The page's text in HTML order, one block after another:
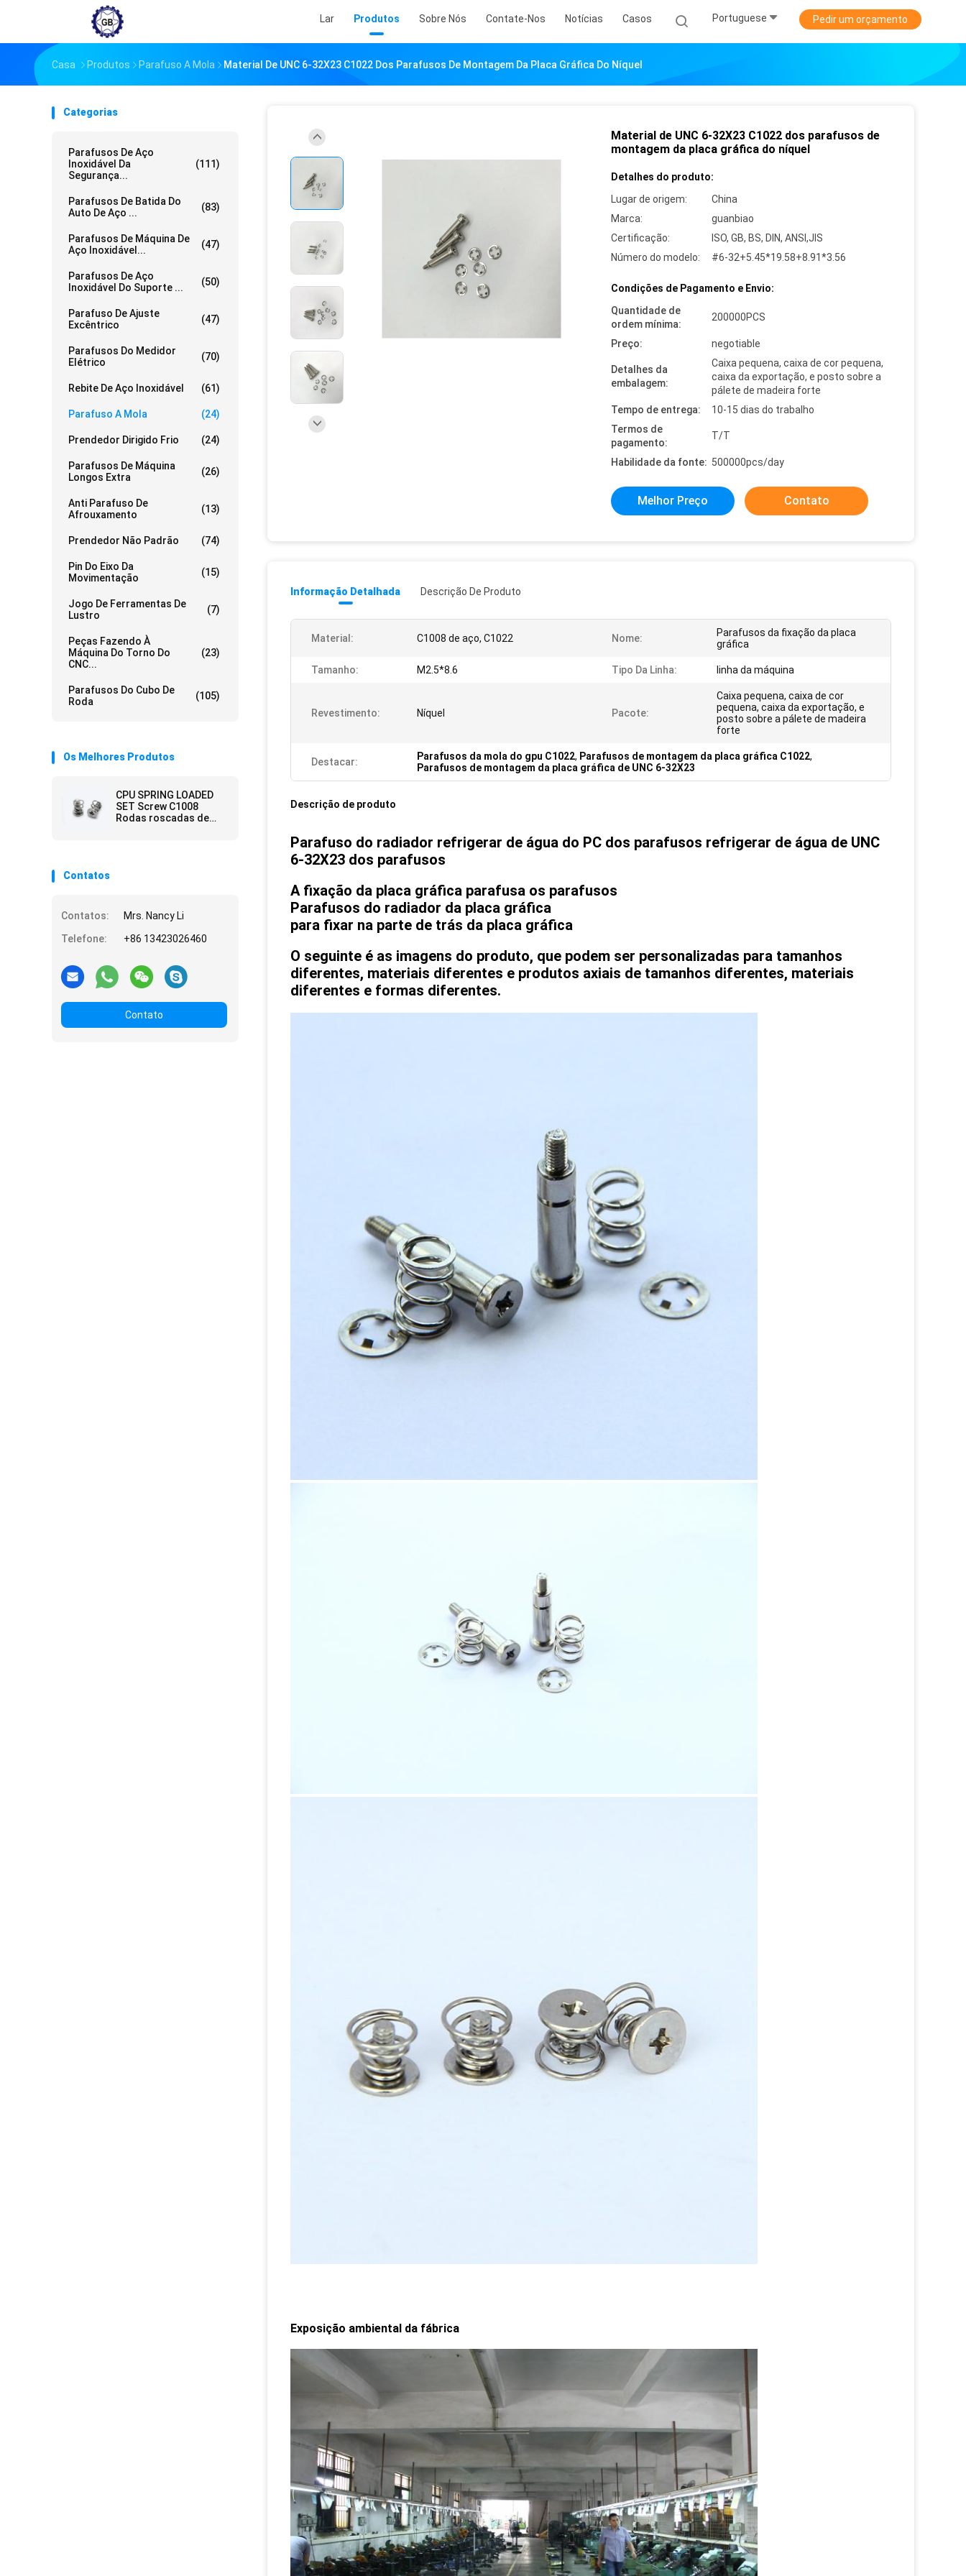
Lar Produtos Sobre Nós Contate-Nos Notícias Casos Portuguese Pedir um orçamento
Casa Produtos Parafuso A Mola Material De UNC 6-32X23 C1022 Dos Parafusos De Montagem Da Placa Gráfica Do Níquel
Categorias
Parafusos De Aço
Inoxidável Da
Segurança...
(111)
Parafusos De Batida Do
Auto De Aço ...
(83)
Parafusos De Máquina De
Aço Inoxidável...
(47)
Parafusos De Aço
Inoxidável Do Suporte ...
(50)
Parafuso De Ajuste
Excêntrico
(47)
Parafusos Do Medidor
Elétrico
(70)
Rebite De Aço Inoxidável (61)
Parafuso A Mola (24)
Prendedor Dirigido Frio (24)
Parafusos De Máquina
Longos Extra
(26)
Anti Parafuso De
Afrouxamento
(13)
Prendedor Não Padrão (74)
Pin Do Eixo Da
Movimentação
(15)
Jogo De Ferramentas De
Lustro
(7)
Peças Fazendo À
Máquina Do Torno Do
CNC...
(23)
Parafusos Do Cubo De
Roda
(105)
Os Melhores Produtos
CPU SPRING LOADED
SET Screw C1008
Rodas roscadas de
Contatos
Contatos:
Mrs. Nancy Li
Telefone:
+86 13423026460
Contato
Material de UNC 6-32X23 C1022 dos parafusos de
montagem da placa gráfica do níquel
Detalhes do produto:
Lugar de origem:
China
Marca:
guanbiao
Certificação:
ISO, GB, BS, DIN, ANSI,JIS
Número do modelo:
#6-32+5.45*19.58+8.91*3.56
Condições de Pagamento e Envio:
Quantidade de
ordem mínima:
200000PCS
Preço: negotiable
Detalhes da
embalagem:
Caixa pequena, caixa de cor pequena,
caixa da exportação, e posto sobre a
pálete de madeira forte
Tempo de entrega:
10-15 dias do trabalho
Termos de
pagamento:
T/T
Habilidade da fonte: 500000pcs/day
Melhor Preço Contato
Informação Detalhada Descrição De Produto
Material: C1008 de aço, C1022 Nome:
Parafusos da fixação da placa
gráfica
Tamanho: M2.5*8.6 Tipo Da Linha: linha da máquina
Revestimento: Níquel Pacote:
Caixa pequena, caixa de cor
pequena, caixa da exportação, e
posto sobre a pálete de madeira
forte
Destacar: Parafusos da mola do gpu C1022, Parafusos de montagem da placa gráfica C1022,
Parafusos de montagem da placa gráfica de UNC 6-32X23
Descrição de produto
Parafuso do radiador refrigerar de água do PC dos parafusos refrigerar de água de UNC
6-32X23 dos parafusos
A fixação da placa gráfica parafusa os parafusos
Parafusos do radiador da placa gráfica
para fixar na parte de trás da placa gráfica
O seguinte é as imagens do produto, que podem ser personalizadas para tamanhos
diferentes, materiais diferentes e produtos axiais de tamanhos diferentes, materiais
diferentes e formas diferentes.
Exposição ambiental da fábrica